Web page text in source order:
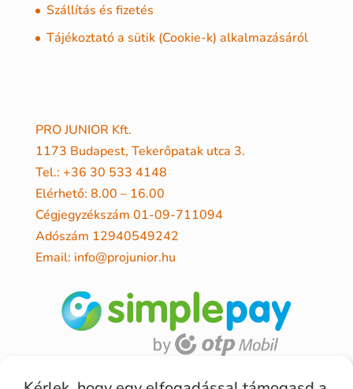
Szállítás és fizetés
Tájékoztató a sütik (Cookie-k) alkalmazásáról
PRO JUNIOR Kft.
1173 Budapest, Tekerőpatak utca 3.
Tel.: +36 30 533 4148
Elérhető: 8.00 – 16.00
Cégjegyzékszám 01-09-711094
Adószám 12940549242
Email: info@projunior.hu